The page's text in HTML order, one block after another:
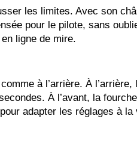
les limites. Avec son
pour le pilote, sans
ligne de mire.
à l’arrière. À
À l’avant, la
adapter les réglages à